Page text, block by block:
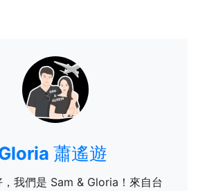
蕭遙遊
我們是 Sam & Gloria！來自台